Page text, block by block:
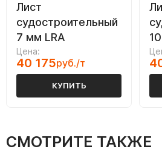
Лист
судостроительный
7 мм LRA
Цена:
40 175руб./т
КУПИТЬ
СМОТРИТЕ ТАКЖЕ